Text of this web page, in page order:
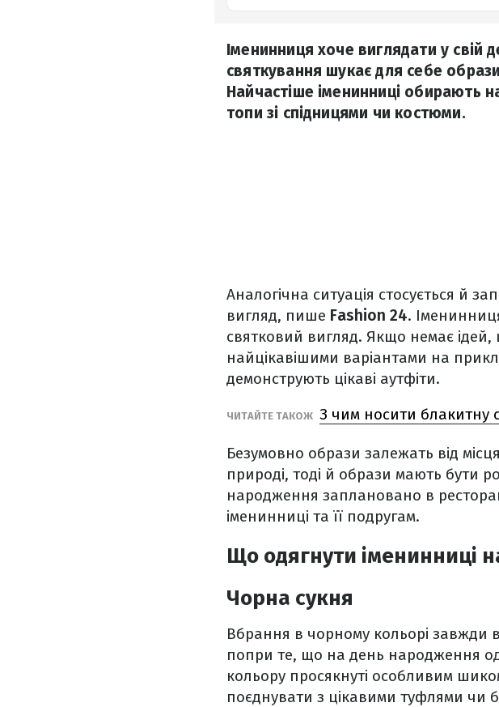
Іменинниця хоче виглядати у
святкування шукає для себе
Найчастіше іменинниці обирають
топи зі спідницями чи костюми.
Аналогічна ситуація стосується й
вигляд, пише Fashion 24.
святковий вигляд. Якщо немає
найцікавішими варіантами на
демонструють цікаві аутфіти.
ЧИТАЙТЕ ТАКОЖ З чим носити блакитну
Безумовно образи залежать від
природі, тоді й образи мають бути
народження заплановано в
іменинниці та її подругам.
Що одягнути іменинниці
Чорна сукня
Вбрання в чорному кольорі завжди
попри те, що на день народження
кольору просякнуті особливим
поєднувати з цікавими туфлями чи